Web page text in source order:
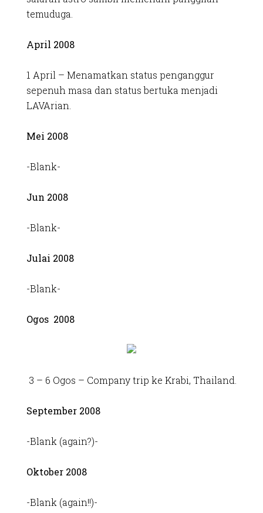
temuduga.
April 2008
1 April – Menamatkan status penganggur
sepenuh masa dan status bertuka menjadi
LAVArian.
Mei 2008
-Blank-
Jun 2008
-Blank-
Julai 2008
-Blank-
Ogos 2008
3 – 6 Ogos – Company trip ke Krabi, Thailand.
September 2008
-Blank (again?)-
Oktober 2008
-Blank (again!!)-